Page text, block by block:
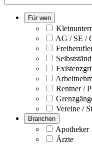
Für wen
AG / SE /
Rentner /
Vereine /
Branchen
Apotheker
Ärzte